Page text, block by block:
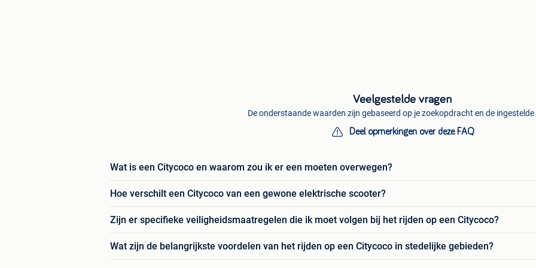
Veelgestelde vragen
De onderstaande waarden zijn gebaseerd op je zoekopdracht en de
Deel opmerkingen over deze FAQ
Wat is een Citycoco en waarom zou ik er een moeten overwegen?
Hoe verschilt een Citycoco van een gewone elektrische scooter?
Zijn er specifieke veiligheidsmaatregelen die ik moet volgen bij het rijden op een Citycoco?
Wat zijn de belangrijkste voordelen van het rijden op een Citycoco in stedelijke gebieden?